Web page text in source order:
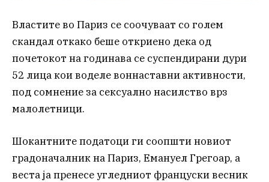
Властите во Париз се соочуваат со голем
скандал откако беше откриено дека од
почетокот на годинава се суспендирани дури
52 лица кои воделе воннаставни активности,
под сомнение за сексуално насилство врз
малолетници.
Шокантните податоци ги соопшти новиот
градоначалник на Париз, Емануел Грегоар, а
веста ја пренесе угледниот француски весник